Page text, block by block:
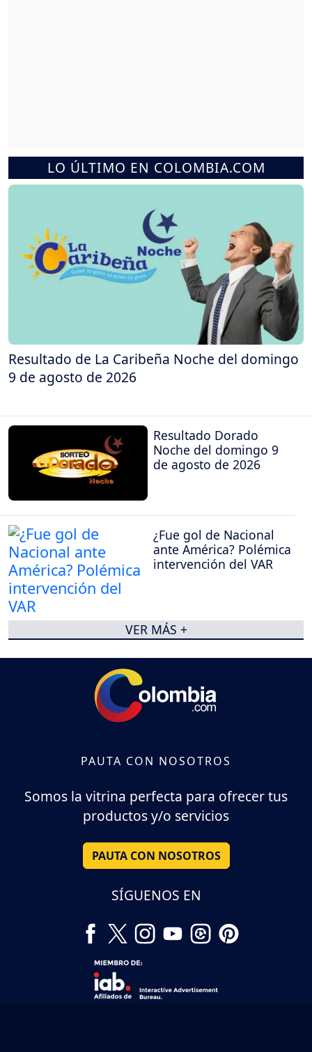
LO ÚLTIMO EN COLOMBIA.COM
Resultado de La Caribeña Noche del domingo
9 de agosto de 2026
Resultado Dorado
Noche del domingo 9
de agosto de 2026
¿Fue gol de Nacional
ante América? Polémica
intervención del VAR
VER MÁS +
PAUTA CON NOSOTROS
Somos la vitrina perfecta para ofrecer tus
productos y/o servicios
PAUTA CON NOSOTROS
SÍGUENOS EN